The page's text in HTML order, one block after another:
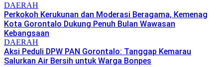
DAERAH
Perkokoh Kerukunan dan Moderasi Beragama, Kemenag
Kota Gorontalo Dukung Penuh Bulan Wawasan
Kebangsaan
DAERAH
Aksi Peduli DPW PAN Gorontalo: Tanggap Kemarau
Salurkan Air Bersih untuk Warga Bonpes